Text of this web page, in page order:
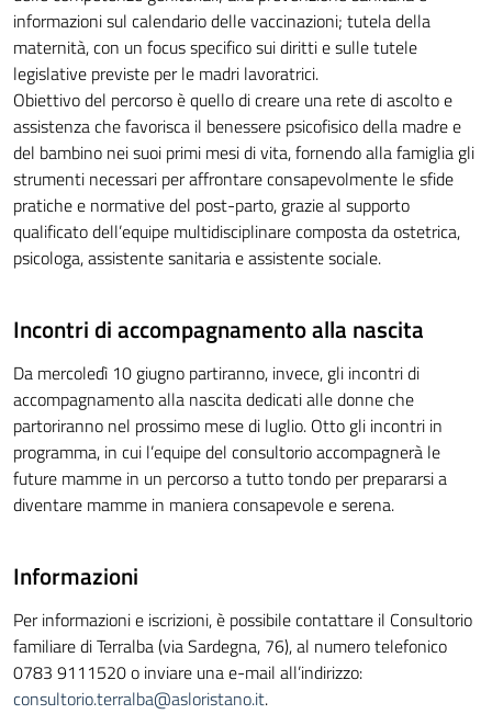
informazioni sul calendario delle vaccinazioni; tutela della
maternità, con un focus specifico sui diritti e sulle tutele
legislative previste per le madri lavoratrici.
Obiettivo del percorso è quello di creare una rete di ascolto e
assistenza che favorisca il benessere psicofisico della madre e
del bambino nei suoi primi mesi di vita, fornendo alla famiglia gli
strumenti necessari per affrontare consapevolmente le sfide
pratiche e normative del post-parto, grazie al supporto
qualificato dell’equipe multidisciplinare composta da ostetrica,
psicologa, assistente sanitaria e assistente sociale.
Incontri di accompagnamento alla nascita
Da mercoledì 10 giugno partiranno, invece, gli incontri di
accompagnamento alla nascita dedicati alle donne che
partoriranno nel prossimo mese di luglio. Otto gli incontri in
programma, in cui l’equipe del consultorio accompagnerà le
future mamme in un percorso a tutto tondo per prepararsi a
diventare mamme in maniera consapevole e serena.
Informazioni
Per informazioni e iscrizioni, è possibile contattare il Consultorio
familiare di Terralba (via Sardegna, 76), al numero telefonico
0783 9111520 o inviare una e-mail all’indirizzo:
consultorio.terralba@asloristano.it.